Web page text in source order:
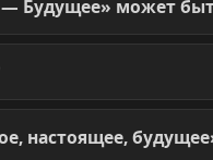
Будущее» может
настоящее,